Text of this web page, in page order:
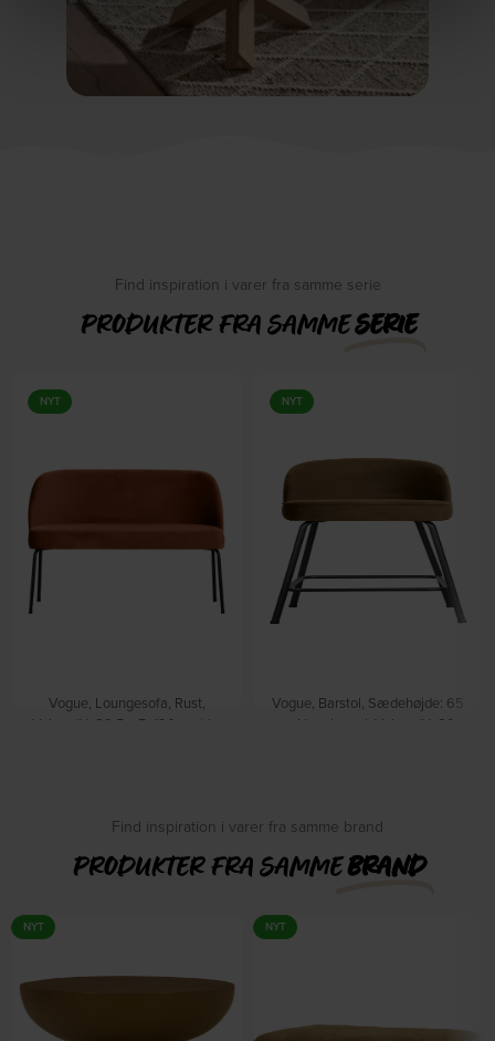
Find inspiration i varer fra samme serie
PRODUKTER FRA SAMMESERIE
NYT
Vogue, Loungesofa, Rust,
Velour (H: 82.5 x B: 120 cm.) by
4.049,00
NYT
Vogue, Barstol, Sædehøjde: 65
cm, Honninggul, Velour (H: 89 x
DKK2.699,00
Find inspiration i varer fra samme brand
PRODUKTER FRA SAMMEBRAND
NYT NYT